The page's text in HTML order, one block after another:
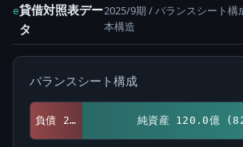
e貸借対照表デー
タ
2025/9期 / バランスシート構
本構造
バランスシート構成
負債 25.5億 (17.5%) 純資産 120.0億